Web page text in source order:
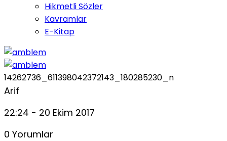
Hikmetli Sözler
Kavramlar
E-Kitap
14262736_611398042372143_180285230_n
Arif
22:24 - 20 Ekim 2017
0 Yorumlar